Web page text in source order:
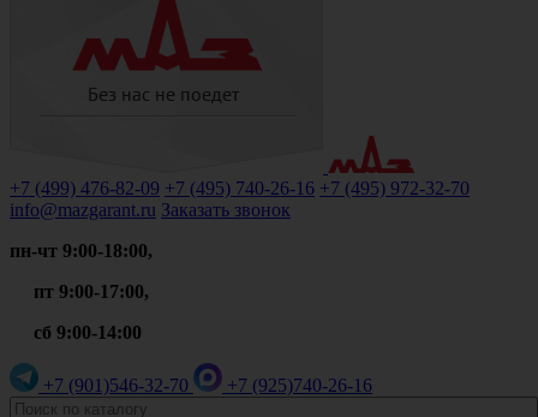
+7 (499) 476-82-09 +7 (495) 740-26-16 +7 (495) 972-32-70
info@mazgarant.ru Заказать звонок
пн-чт 9:00-18:00,
пт 9:00-17:00,
сб 9:00-14:00
+7 (901)546-32-70 +7 (925)740-26-16